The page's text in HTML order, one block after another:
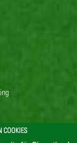
COOKIES